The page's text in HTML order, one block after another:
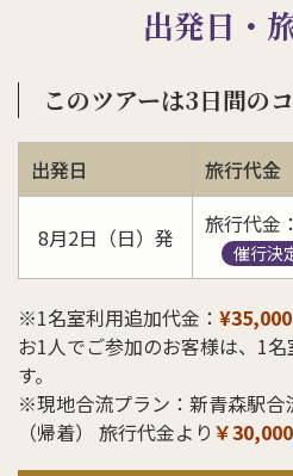
出発日・
このツアーは3日間のコ
出発日 旅行代金
8月2日（日）発 旅行代金
催行決
※1名室利用追加代金： ¥35,000
お1人でご参加のお客様は、1
す。
※現地合流プラン：新青森駅合
（帰着） 旅行代金より ￥30,000